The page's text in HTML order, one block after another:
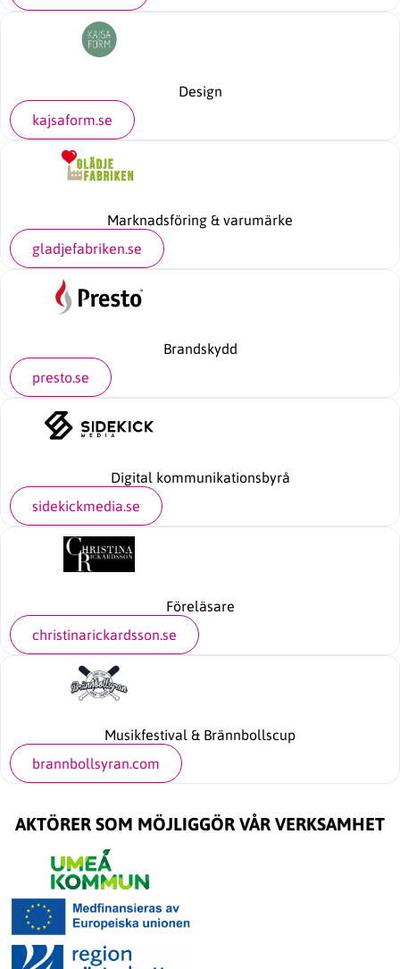
Design
kajsaform.se
Marknadsföring & varumärke
gladjefabriken.se
Brandskydd
presto.se
Digital kommunikationsbyrå
sidekickmedia.se
Föreläsare
christinarickardsson.se
Musikfestival & Brännbollscup
brannbollsyran.com
AKTÖRER SOM MÖJLIGGÖR VÅR VERKSAMHET